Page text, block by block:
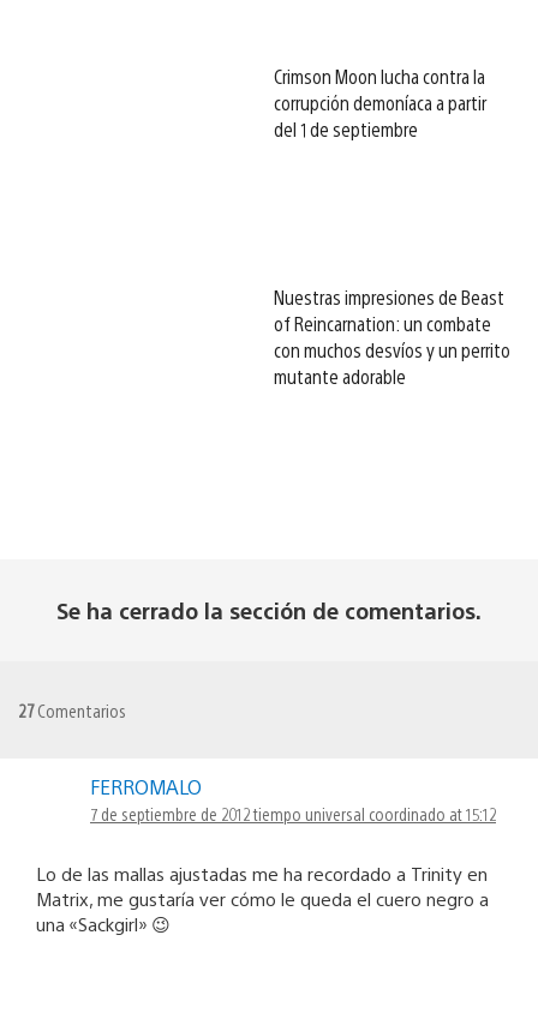
Crimson Moon lucha contra la
corrupción demoníaca a partir
del 1 de septiembre
Nuestras impresiones de Beast
of Reincarnation: un combate
con muchos desvíos y un perrito
mutante adorable
Se ha cerrado la sección de comentarios.
27Comentarios
FERROMALO
7 de septiembre de 2012 tiempo universal coordinado at 15:12
Lo de las mallas ajustadas me ha recordado a Trinity en
Matrix, me gustaría ver cómo le queda el cuero negro a
una «Sackgirl» 😉